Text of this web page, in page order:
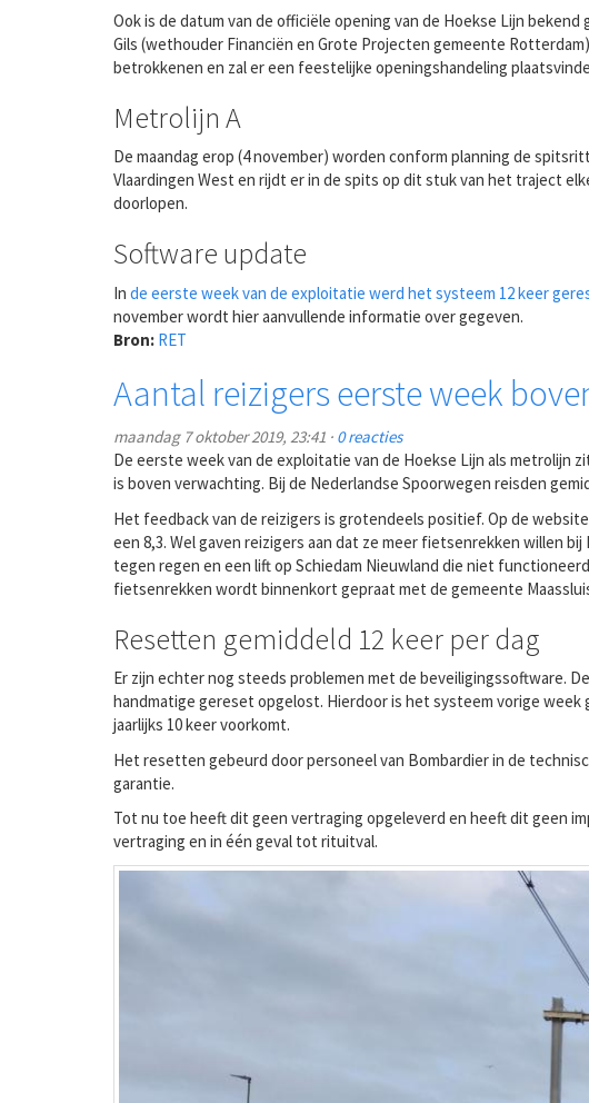
Ook is de datum van de officiële opening van de Hoekse Lijn
Gils (wethouder Financiën en Grote Projecten gemeente
betrokkenen en zal er een feestelijke openingshandeling
Metrolijn A
De maandag erop (4 november) worden conform planning de
Vlaardingen West en rijdt er in de spits op dit stuk van het traject
doorlopen.
Software update
In de eerste week van de exploitatie werd het systeem 12 keer
november wordt hier aanvullende informatie over gegeven.
Bron: RET
Aantal reizigers eerste week
maandag 7 oktober 2019, 23:41 · 0 reacties
De eerste week van de exploitatie van de Hoekse Lijn als metrolijn
is boven verwachting. Bij de Nederlandse Spoorwegen reisden
Het feedback van de reizigers is grotendeels positief. Op de
een 8,3. Wel gaven reizigers aan dat ze meer fietsenrekken willen
tegen regen en een lift op Schiedam Nieuwland die niet
fietsenrekken wordt binnenkort gepraat met de gemeente
Resetten gemiddeld 12 keer per dag
Er zijn echter nog steeds problemen met de beveiligingssoftware.
handmatige gereset opgelost. Hierdoor is het systeem vorige
jaarlijks 10 keer voorkomt.
Het resetten gebeurd door personeel van Bombardier in de
garantie.
Tot nu toe heeft dit geen vertraging opgeleverd en heeft dit geen
vertraging en in één geval tot rituitval.